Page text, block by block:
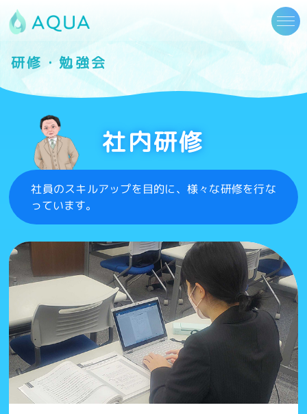
研修・勉強会
社内研修
社員のスキルアップを目的に、様々な研修を行な
っています。